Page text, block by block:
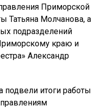
Приморской
Татьяна Молчанова, а
подразделений
краю и
Александр
подвели итоги работы